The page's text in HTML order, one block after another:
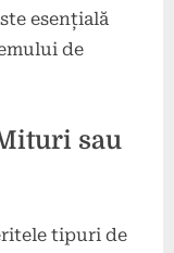
esențială
de
sau
tipuri de